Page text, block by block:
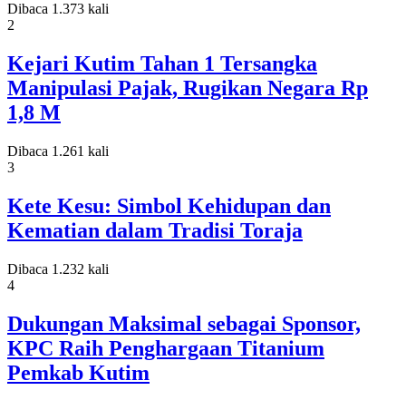
Dibaca 1.373 kali
2
Kejari Kutim Tahan 1 Tersangka
Manipulasi Pajak, Rugikan Negara Rp
1,8 M
Dibaca 1.261 kali
3
Kete Kesu: Simbol Kehidupan dan
Kematian dalam Tradisi Toraja
Dibaca 1.232 kali
4
Dukungan Maksimal sebagai Sponsor,
KPC Raih Penghargaan Titanium
Pemkab Kutim